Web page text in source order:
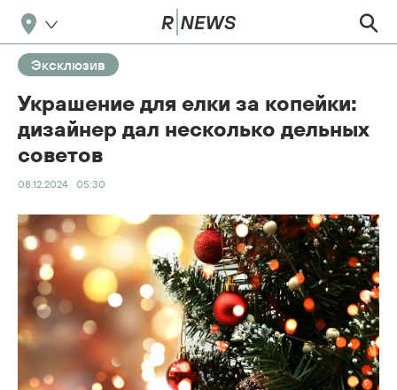
Эксклюзив
Украшение для елки за копейки:
дизайнер дал несколько дельных
советов
08.12.2024 05:30